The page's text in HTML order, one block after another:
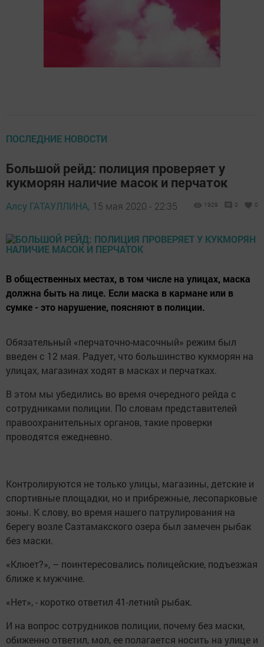
ПОСЛЕДНИЕ НОВОСТИ
Большой рейд: полиция проверяет у
кукморян наличие масок и перчаток
Алсу ГАТАУЛЛИНА, 15 мая 2020 - 22:35 1929 0 0
В общественных местах, в том числе на улицах, маска
должна быть на лице. Если маска в кармане или в
сумке - это нарушение, поясняют в полиции.
Обязательный «перчаточно-масочный» режим был
введен с 12 мая. Радует, что большинство кукморян на
улицах, магазинах ходят в масках и перчатках.
В этом мы убедились во время очередного рейда с
сотрудниками полиции. По словам представителей
правоохранительных органов, такие проверки
проводятся ежедневно.
Контролируются не только улицы, магазины, детские и
спортивные площадки, но и прибрежные, лесопарковые
зоны. К слову, во время нашего патрулирования на
берегу возле Сазтамакского озера был замечен рыбак
без маски.
«Клюет?», – поинтересовались полицейские, подъезжая
ближе к мужчине.
«Нет», - коротко ответил 41-летний рыбак.
И на вопрос сотрудников полиции, почему без маски,
обиженно ответил, мол, ее полагается носить на улице и